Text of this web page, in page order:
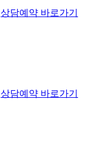
상담예약 바로가기
상담예약 바로가기